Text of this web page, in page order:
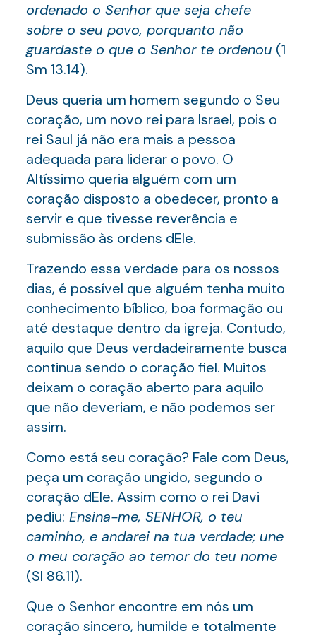
ordenado o Senhor que seja chefe
sobre o seu povo, porquanto não
guardaste o que o Senhor te ordenou (1
Sm 13.14).
Deus queria um homem segundo o Seu
coração, um novo rei para Israel, pois o
rei Saul já não era mais a pessoa
adequada para liderar o povo. O
Altíssimo queria alguém com um
coração disposto a obedecer, pronto a
servir e que tivesse reverência e
submissão às ordens dEle.
Trazendo essa verdade para os nossos
dias, é possível que alguém tenha muito
conhecimento bíblico, boa formação ou
até destaque dentro da igreja. Contudo,
aquilo que Deus verdadeiramente busca
continua sendo o coração fiel. Muitos
deixam o coração aberto para aquilo
que não deveriam, e não podemos ser
assim.
Como está seu coração? Fale com Deus,
peça um coração ungido, segundo o
coração dEle. Assim como o rei Davi
pediu: Ensina-me, SENHOR, o teu
caminho, e andarei na tua verdade; une
o meu coração ao temor do teu nome
(Sl 86.11).
Que o Senhor encontre em nós um
coração sincero, humilde e totalmente